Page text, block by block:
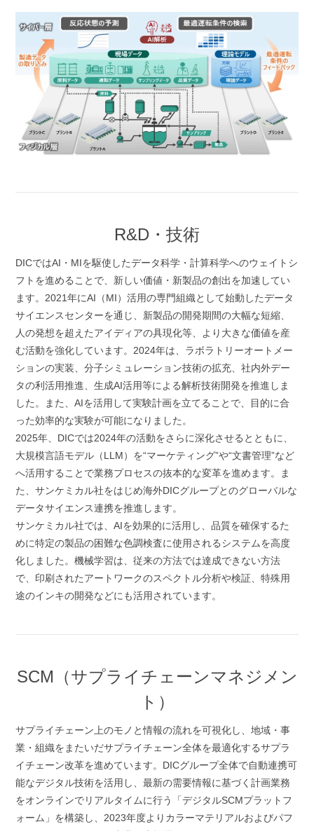
R&D・技術
DICではAI・MIを駆使したデータ科学・計算科学へのウェイトシ
フトを進めることで、新しい価値・新製品の創出を加速してい
ます。2021年にAI（MI）活用の専門組織として始動したデータ
サイエンスセンターを通じ、新製品の開発期間の大幅な短縮、
人の発想を超えたアイディアの具現化等、より大きな価値を産
む活動を強化しています。2024年は、ラボラトリーオートメー
ションの実装、分子シミュレーション技術の拡充、社内外デー
タの利活用推進、生成AI活用等による解析技術開発を推進しま
した。また、AIを活用して実験計画を立てることで、目的に合
った効率的な実験が可能になりました。
2025年、DICでは2024年の活動をさらに深化させるとともに、
大規模言語モデル（LLM）を“マーケティング”や“文書管理”など
へ活用することで業務プロセスの抜本的な変革を進めます。ま
た、サンケミカル社をはじめ海外DICグループとのグローバルな
データサイエンス連携を推進します。
サンケミカル社では、AIを効果的に活用し、品質を確保するた
めに特定の製品の困難な色調検査に使用されるシステムを高度
化しました。機械学習は、従来の方法では達成できない方法
で、印刷されたアートワークのスペクトル分析や検証、特殊用
途のインキの開発などにも活用されています。
SCM（サプライチェーンマネジメン
ト）
サプライチェーン上のモノと情報の流れを可視化し、地域・事
業・組織をまたいだサプライチェーン全体を最適化するサプラ
イチェーン改革を進めています。DICグループ全体で自動連携可
能なデジタル技術を活用し、最新の需要情報に基づく計画業務
をオンラインでリアルタイムに行う「デジタルSCMプラットフ
ォーム」を構築し、2023年度よりカラーマテリアルおよびパフ